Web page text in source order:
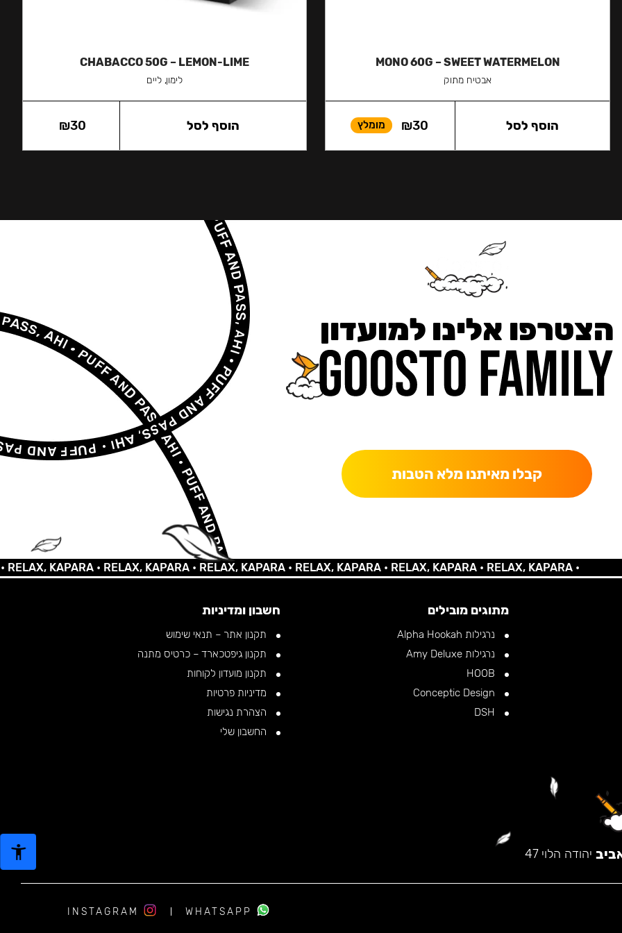
MONO 60G – SWEET WATERMELON
אבטיח מתוק
₪30 מומלץ הוסף לסל
CHABACCO 50G – LEMON-LIME
לימון, ליים
₪30 הוסף לסל
הצטרפו אלינו למועדון
קבלו מאיתנו מלא הטבות
KAPARA •RELAX, KAPARA •RELAX, KAPARA •RELAX, KAPARA •RELAX, KAPARA •RELAX, KAPARA •
מתוגים מובילים
נרגילות Alpha Hookah
נרגילות Amy Deluxe
חשבון ומדיניות
תקנון אתר – תנאי שימוש
תקנון גיפטכארד – כרטיס מתנה
תקנון מועדון לקוחות
מדיניות פרטיות
הצהרת נגישות
החשבון שלי
יהודה הלוי 47
WHATSAPP
INSTAGRAM